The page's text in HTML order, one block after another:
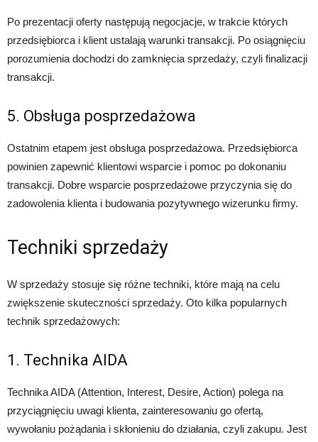
Po prezentacji oferty następują negocjacje, w trakcie których
przedsiębiorca i klient ustalają warunki transakcji. Po osiągnięciu
porozumienia dochodzi do zamknięcia sprzedaży, czyli finalizacji
transakcji.
5. Obsługa posprzedażowa
Ostatnim etapem jest obsługa posprzedażowa. Przedsiębiorca
powinien zapewnić klientowi wsparcie i pomoc po dokonaniu
transakcji. Dobre wsparcie posprzedażowe przyczynia się do
zadowolenia klienta i budowania pozytywnego wizerunku firmy.
Techniki sprzedaży
W sprzedaży stosuje się różne techniki, które mają na celu
zwiększenie skuteczności sprzedaży. Oto kilka popularnych
technik sprzedażowych:
1. Technika AIDA
Technika AIDA (Attention, Interest, Desire, Action) polega na
przyciągnięciu uwagi klienta, zainteresowaniu go ofertą,
wywołaniu pożądania i skłonieniu do działania, czyli zakupu. Jest